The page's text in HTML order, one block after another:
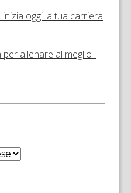
oggi la tua carriera
allenare al meglio i